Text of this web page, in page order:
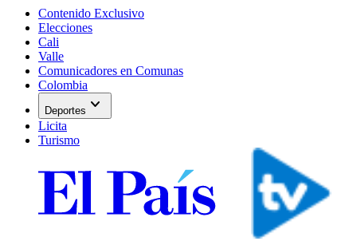
Contenido Exclusivo
Elecciones
Cali
Valle
Comunicadores en Comunas
Colombia
Deportes expand_more
Licita
Turismo